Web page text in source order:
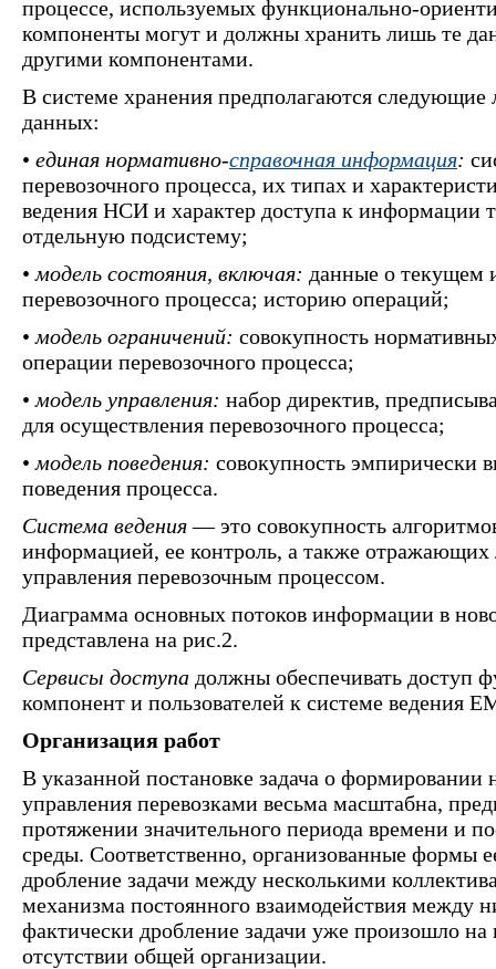
процессе, используемых функционально-
компоненты могут и должны хранить лишь те
другими компонентами.
В системе хранения предполагаются следующие
данных:
• единая нормативно-справочная информация:
перевозочного процесса, их типах и
ведения НСИ и характер доступа к информации
отдельную подсистему;
•модель состояния, включая: данные о текущем
перевозочного процесса; историю операций;
•модель ограничений: совокупность
операции перевозочного процесса;
•модель управления: набор директив,
для осуществления перевозочного процесса;
•модель поведения: совокупность эмпирически
поведения процесса.
Система ведения— это совокупность
информацией, ее контроль, а также отражающих
управления перевозочным процессом.
Диаграмма основных потоков информации в
представлена на рис.2.
Сервисы доступа должны обеспечивать доступ
компонент и пользователей к системе ведения
Организация работ
В указанной постановке задача о формировании
управления перевозками весьма масштабна,
протяжении значительного периода времени и
среды. Соответственно, организованные формы
дробление задачи между несколькими
механизма постоянного взаимодействия между
фактически дробление задачи уже произошло на
отсутствии общей организации.